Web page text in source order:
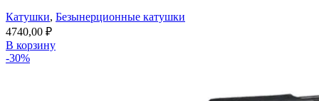
Катушки, Безынерционные катушки
4740,00 ₽
В корзину
-30%